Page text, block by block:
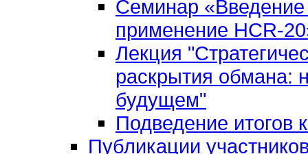
Семинар «Введение
применение HCR-
Лекция
раскрытия обмана:
будущем"
Подведение итогов
Публикации